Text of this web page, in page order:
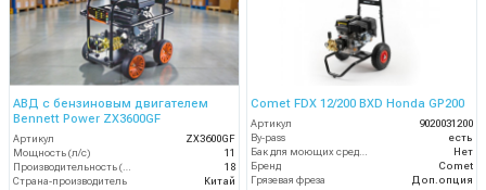
АВД с бензиновым двигателем
Bennett Power ZX3600GF
Артикул
ZX3600GF
Мощность (л/с)
11
18
Страна-производитель
Китай
Comet FDX 12/200 BXD Honda GP200
Артикул
9020031200
By-pass
есть
Нет
Бренд
Comet
Грязевая фреза
Доп.опция